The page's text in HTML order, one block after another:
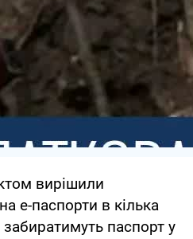
вирішили
е-паспорти в кілька
забиратимуть паспорт у